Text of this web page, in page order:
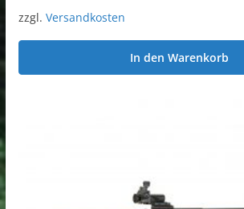
zzgl. Versandkosten
In den Warenkorb